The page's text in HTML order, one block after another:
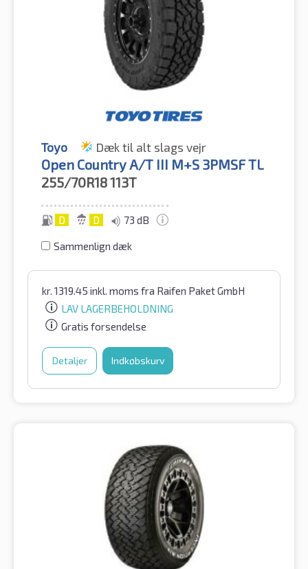
Toyo Dæk til alt slags vejr
Open Country A/T III M+S 3PMSF TL
255/70R18113T
D D 73 dB
Sammenlign dæk
kr. 1319.45 inkl. moms fra Raifen Paket GmbH
LAV LAGERBEHOLDNING
Gratis forsendelse
Detaljer Indkøbskurv